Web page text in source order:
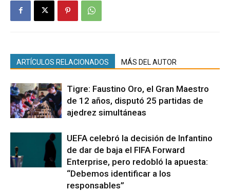
ARTÍCULOS RELACIONADOS MÁS DEL AUTOR
Tigre: Faustino Oro, el Gran Maestro
de 12 años, disputó 25 partidas de
ajedrez simultáneas
UEFA celebró la decisión de Infantino
de dar de baja el FIFA Forward
Enterprise, pero redobló la apuesta:
“Debemos identificar a los
responsables”